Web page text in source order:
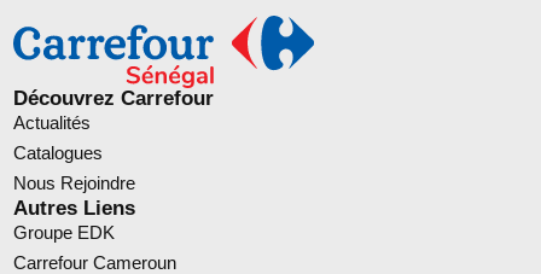
Découvrez Carrefour
Actualités
Catalogues
Nous Rejoindre
Autres Liens
Groupe EDK
Carrefour Cameroun